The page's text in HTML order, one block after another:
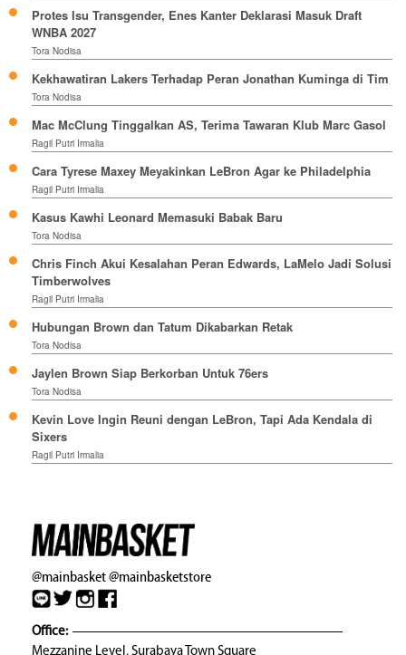
Protes Isu Transgender, Enes Kanter Deklarasi Masuk Draft
WNBA 2027
Tora Nodisa
Kekhawatiran Lakers Terhadap Peran Jonathan Kuminga di Tim
Tora Nodisa
Mac McClung Tinggalkan AS, Terima Tawaran Klub Marc Gasol
Ragil Putri Irmalia
Cara Tyrese Maxey Meyakinkan LeBron Agar ke Philadelphia
Ragil Putri Irmalia
Kasus Kawhi Leonard Memasuki Babak Baru
Tora Nodisa
Chris Finch Akui Kesalahan Peran Edwards, LaMelo Jadi Solusi
Timberwolves
Ragil Putri Irmalia
Hubungan Brown dan Tatum Dikabarkan Retak
Tora Nodisa
Jaylen Brown Siap Berkorban Untuk 76ers
Tora Nodisa
Kevin Love Ingin Reuni dengan LeBron, Tapi Ada Kendala di
Sixers
Ragil Putri Irmalia
@mainbasket@mainbasketstore
Office:
Mezzanine Level, Surabaya Town Square